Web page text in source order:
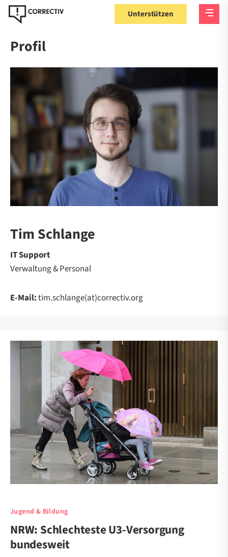
Unterstützen
Profil
Tim Schlange
IT Support
Verwaltung & Personal
E-Mail:tim.schlange(at)correctiv.org
Jugend & Bildung
NRW: Schlechteste U3-Versorgung
bundesweit